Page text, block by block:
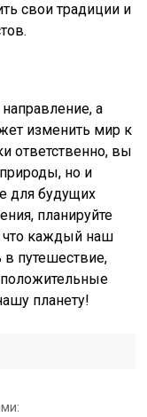
свои традиции и
а
изменить мир к
ответственно, вы
но и
для будущих
планируйте
что каждый наш
в путешествие,
положительные
планету!